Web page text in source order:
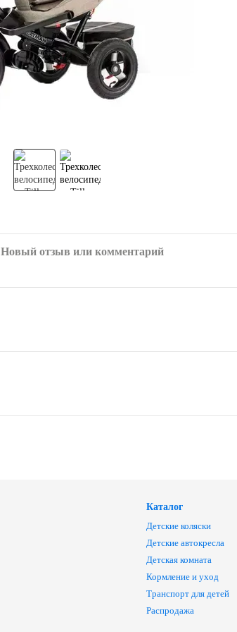
Новый отзыв или комментарий
Каталог
Детские коляски
Детские автокресла
Детская комната
Кормление и уход
Транспорт для детей
Распродажа